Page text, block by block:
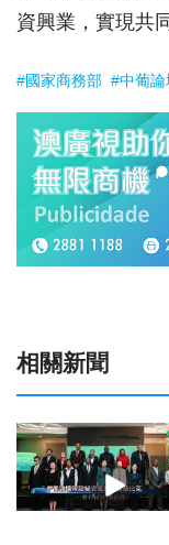
資興業，實現共
#國家商務部 #中葡論
相關新聞